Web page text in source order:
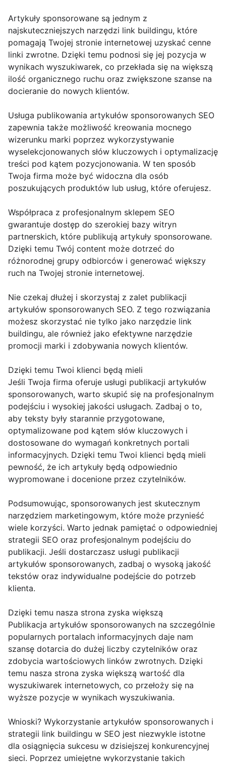
Artykuły sponsorowane są jednym z
najskuteczniejszych narzędzi link buildingu, które
pomagają Twojej stronie internetowej uzyskać cenne
linki zwrotne. Dzięki temu podnosi się jej pozycja w
wynikach wyszukiwarek, co przekłada się na większą
ilość organicznego ruchu oraz zwiększone szanse na
docieranie do nowych klientów.
Usługa publikowania artykułów sponsorowanych SEO
zapewnia także możliwość kreowania mocnego
wizerunku marki poprzez wykorzystywanie
wyselekcjonowanych słów kluczowych i optymalizację
treści pod kątem pozycjonowania. W ten sposób
Twoja firma może być widoczna dla osób
poszukujących produktów lub usług, które oferujesz.
Współpraca z profesjonalnym sklepem SEO
gwarantuje dostęp do szerokiej bazy witryn
partnerskich, które publikują artykuły sponsorowane.
Dzięki temu Twój content może dotrzeć do
różnorodnej grupy odbiorców i generować większy
ruch na Twojej stronie internetowej.
Nie czekaj dłużej i skorzystaj z zalet publikacji
artykułów sponsorowanych SEO. Z tego rozwiązania
możesz skorzystać nie tylko jako narzędzie link
buildingu, ale również jako efektywne narzędzie
promocji marki i zdobywania nowych klientów.
Dzięki temu Twoi klienci będą mieli
Jeśli Twoja firma oferuje usługi publikacji artykułów
sponsorowanych, warto skupić się na profesjonalnym
podejściu i wysokiej jakości usługach. Zadbaj o to,
aby teksty były starannie przygotowane,
optymalizowane pod kątem słów kluczowych i
dostosowane do wymagań konkretnych portali
informacyjnych. Dzięki temu Twoi klienci będą mieli
pewność, że ich artykuły będą odpowiednio
wypromowane i docenione przez czytelników.
Podsumowując, sponsorowanych jest skutecznym
narzędziem marketingowym, które może przynieść
wiele korzyści. Warto jednak pamiętać o odpowiedniej
strategii SEO oraz profesjonalnym podejściu do
publikacji. Jeśli dostarczasz usługi publikacji
artykułów sponsorowanych, zadbaj o wysoką jakość
tekstów oraz indywidualne podejście do potrzeb
klienta.
Dzięki temu nasza strona zyska większą
Publikacja artykułów sponsorowanych na szczególnie
popularnych portalach informacyjnych daje nam
szansę dotarcia do dużej liczby czytelników oraz
zdobycia wartościowych linków zwrotnych. Dzięki
temu nasza strona zyska większą wartość dla
wyszukiwarek internetowych, co przełoży się na
wyższe pozycje w wynikach wyszukiwania.
Wnioski? Wykorzystanie artykułów sponsorowanych i
strategii link buildingu w SEO jest niezwykle istotne
dla osiągnięcia sukcesu w dzisiejszej konkurencyjnej
sieci. Poprzez umiejętne wykorzystanie takich